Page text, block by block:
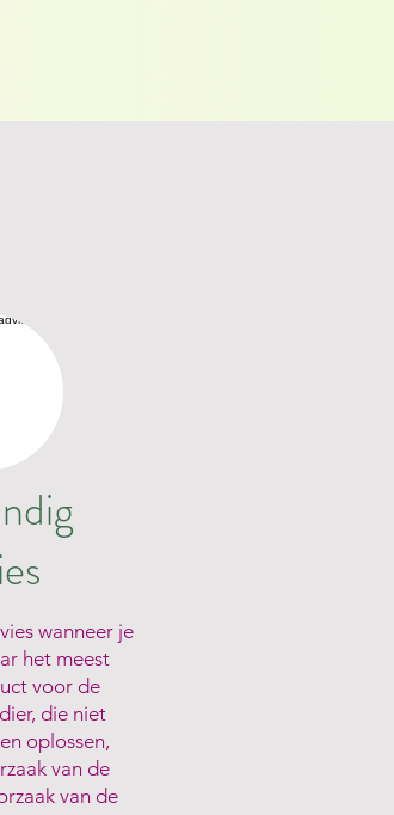
wanneer je
het meest
voor de
die niet
oplossen,
van de
van de